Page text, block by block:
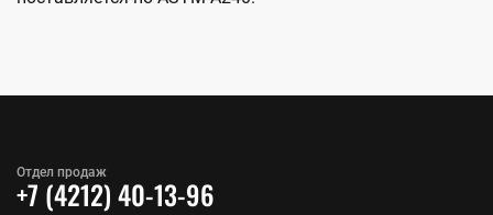
Отдел продаж
+7 (4212) 40-13-96